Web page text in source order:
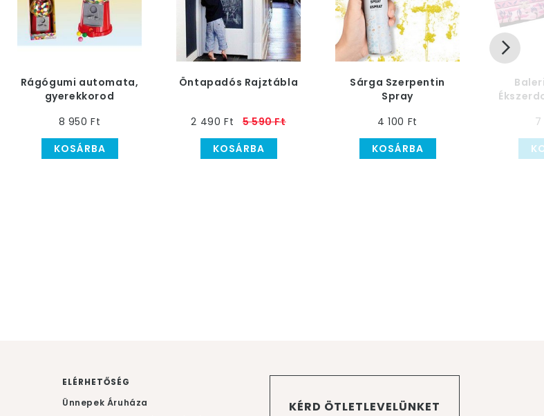
Rágógumi automata,
gyerekkorod
saját automatád
8 950 Ft
KOSÁRBA
Öntapadós Rajztábla
2 490 Ft
5 590 Ft
KOSÁRBA
Sárga Szerpentin
Spray
4 100 Ft
KOSÁRBA
KÉRD ÖTLETLEVELÜNKET
ELÉRHETŐSÉG
Ünnepek Áruháza